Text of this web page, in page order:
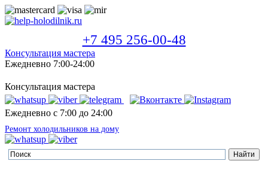
+7 495 256-00-48
Консультация мастера
Ежедневно 7:00-24:00
Консультация мастера
Ежедневно с 7:00 до 24:00
Ремонт холодильников на дому